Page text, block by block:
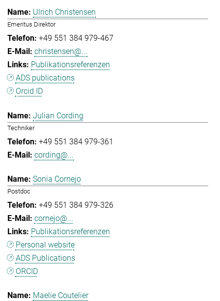
Ulrich Christensen
Emeritus Direktor
+49 551 384 979-467
christensen@...
Publikationsreferenzen
ADS publications
Orcid ID
Julian Cording
Techniker
+49 551 384 979-361
cording@...
Sonia Cornejo
Postdoc
+49 551 384 979-326
cornejo@...
Publikationsreferenzen
Personal website
ADS Publications
ORCID
Maelie Coutelier